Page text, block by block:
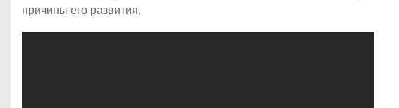
причины его развития.